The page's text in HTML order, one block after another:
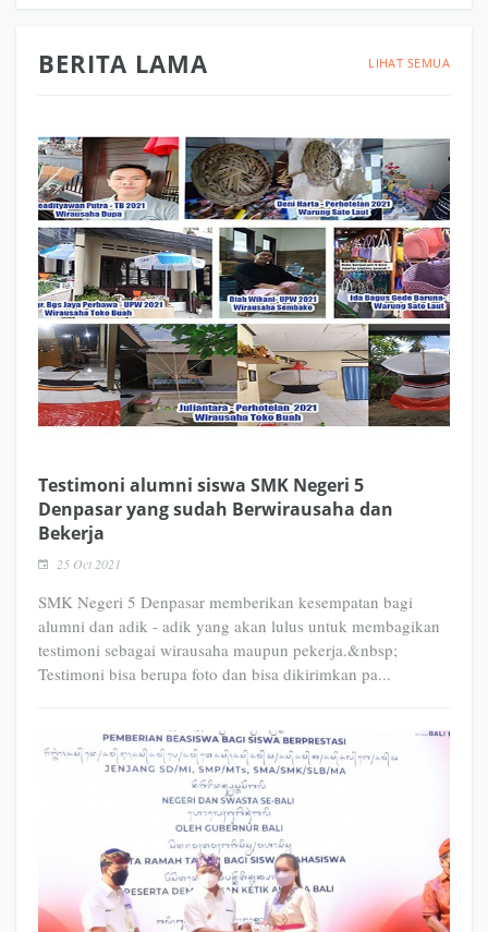
BERITA LAMA LIHAT SEMUA
Testimoni alumni siswa SMK Negeri 5
Denpasar yang sudah Berwirausaha dan
Bekerja
25 Oct 2021
SMK Negeri 5 Denpasar memberikan kesempatan bagi
alumni dan adik - adik yang akan lulus untuk membagikan
testimoni sebagai wirausaha maupun pekerja.&nbsp;
Testimoni bisa berupa foto dan bisa dikirimkan pa...